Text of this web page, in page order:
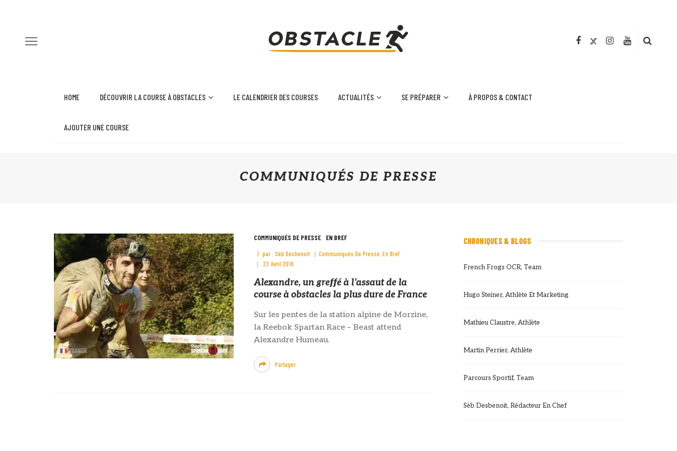
HOME DÉCOUVRIR LA COURSE À OBSTACLES LE CALENDRIER DES COURSES ACTUALITÉS SE PRÉPARER À PROPOS & CONTACT
AJOUTER UNE COURSE
COMMUNIQUÉS DE PRESSE
COMMUNIQUÉS DE PRESSE EN BREF
par : Sèb Desbenoit Communiqués De Presse En Bref
22 Avril 2016
Alexandre, un greffé à l’assaut de la
course à obstacles la plus dure de France
Sur les pentes de la station alpine de Morzine,
la Reebok Spartan Race – Beast attend
Alexandre Humeau.
Partager
CHRONIQUES & BLOGS
French Frogs OCR, Team
Hugo Steiner, Athlète Et Marketing
Mathieu Claustre, Athlète
Martin Perrier, Athlète
Parcours Sportif, Team
Sèb Desbenoit, Rédacteur En Chef